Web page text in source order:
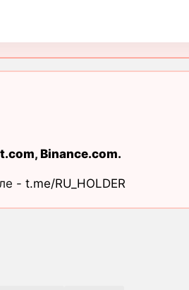
, Binance.com.
- t.me/RU_HOLDER